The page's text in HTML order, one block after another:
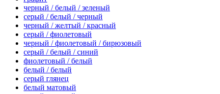
черный / белый / зеленый
серый / белый / черный
черный / желтый / красный
серый / фиолетовый
черный / фиолетовый / бирюзовый
серый / белый / синий
фиолетовый / белый
белый / белый
серый глянец
белый матовый